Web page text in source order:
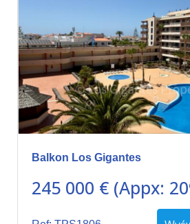
Balkon Los Gigantes
245 000 € (Appx: